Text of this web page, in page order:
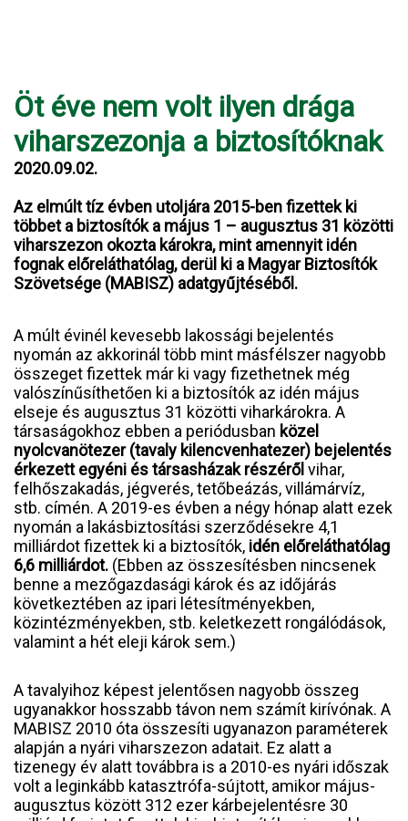
Öt éve nem volt ilyen drága
viharszezonja a biztosítóknak
2020.09.02.
Az elmúlt tíz évben utoljára 2015-ben fizettek ki
többet a biztosítók a május 1 – augusztus 31 közötti
viharszezon okozta károkra, mint amennyit idén
fognak előreláthatólag, derül ki a Magyar Biztosítók
Szövetsége (MABISZ) adatgyűjtéséből.
A múlt évinél kevesebb lakossági bejelentés
nyomán az akkorinál több mint másfélszer nagyobb
összeget fizettek már ki vagy fizethetnek még
valószínűsíthetően ki a biztosítók az idén május
elseje és augusztus 31 közötti viharkárokra. A
társaságokhoz ebben a periódusban közel
nyolcvanötezer (tavaly kilencvenhatezer) bejelentés
érkezett egyéni és társasházak részéről vihar,
felhőszakadás, jégverés, tetőbeázás, villámárvíz,
stb. címén. A 2019-es évben a négy hónap alatt ezek
nyomán a lakásbiztosítási szerződésekre 4,1
milliárdot fizettek ki a biztosítók, idén előreláthatólag
6,6 milliárdot. (Ebben az összesítésben nincsenek
benne a mezőgazdasági károk és az időjárás
következtében az ipari létesítményekben,
közintézményekben, stb. keletkezett rongálódások,
valamint a hét eleji károk sem.)
A tavalyihoz képest jelentősen nagyobb összeg
ugyanakkor hosszabb távon nem számít kirívónak. A
MABISZ 2010 óta összesíti ugyanazon paraméterek
alapján a nyári viharszezon adatait. Ez alatt a
tizenegy év alatt továbbra is a 2010-es nyári időszak
volt a leginkább katasztrófa-sújtott, amikor május-
augusztus között 312 ezer kárbejelentésre 30